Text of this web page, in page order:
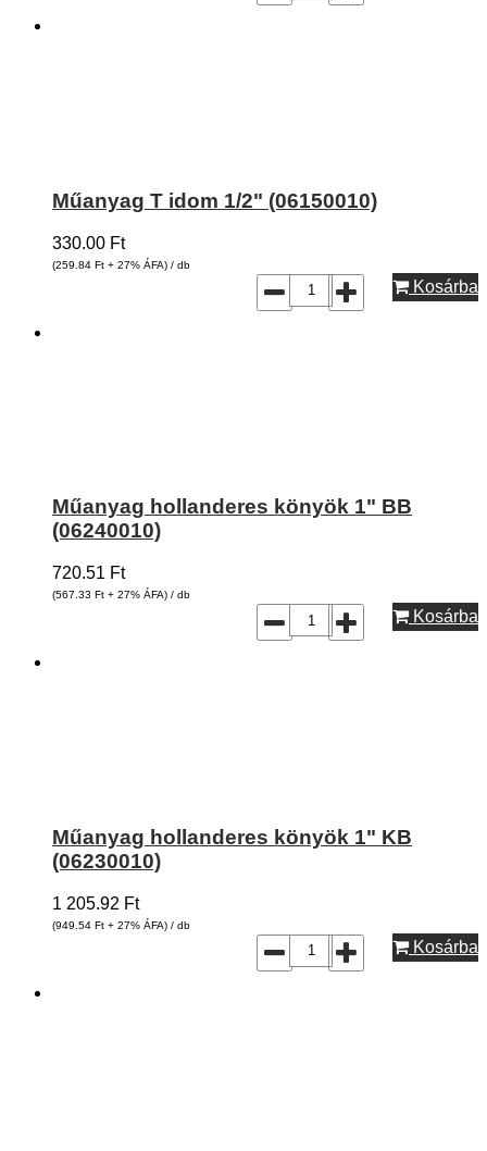
Műanyag T idom 1/2" (06150010)
330.00 Ft
(259.84 Ft + 27% ÁFA) / db
Kosárba
Műanyag hollanderes könyök 1" BB
(06240010)
720.51 Ft
(567.33 Ft + 27% ÁFA) / db
Kosárba
Műanyag hollanderes könyök 1" KB
(06230010)
1 205.92 Ft
(949.54 Ft + 27% ÁFA) / db
Kosárba